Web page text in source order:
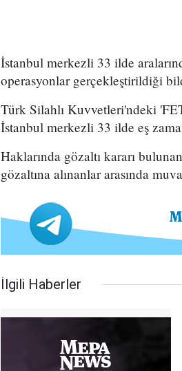
İstanbul merkezli 33 ilde
operasyonlar gerçekleştirildiği
Türk Silahlı Kuvvetleri'ndeki
İstanbul merkezli 33 ilde eş
Haklarında gözaltı kararı
gözaltına alınanlar arasında
İlgili Haberler